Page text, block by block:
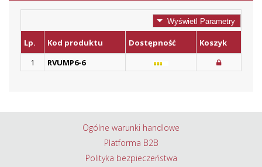
Wyświetl Parametry
Lp. Kod produktu Dostępność
Koszyk
1
RVUMP6-6
Ogólne warunki handlowe
Platforma B2B
Polityka bezpieczeństwa